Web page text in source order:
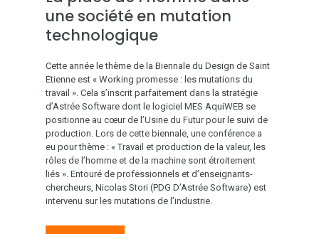
une société en mutation
technologique
Cette année le thème de la Biennale du Design de Saint
Etienne est « Working promesse : les mutations du
travail ». Cela s’inscrit parfaitement dans la stratégie
d’Astrée Software dont le logiciel MES AquiWEB se
positionne au cœur de l’Usine du Futur pour le suivi de
production. Lors de cette biennale, une conférence a
eu pour thème : «Travail et production de la valeur, les
rôles de l’homme et de la machine sont étroitement
liés ». Entouré de professionnels et d’enseignants-
chercheurs, Nicolas Stori (PDG D’Astrée Software) est
intervenu sur les mutations de l’industrie